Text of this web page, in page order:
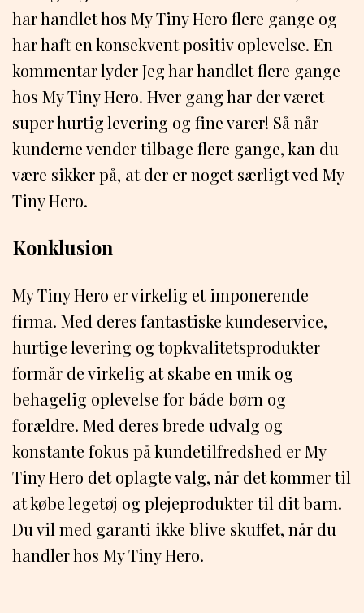
har handlet hos My Tiny Hero flere gange og
har haft en konsekvent positiv oplevelse. En
kommentar lyder Jeg har handlet flere gange
hos My Tiny Hero. Hver gang har der været
super hurtig levering og fine varer! Så når
kunderne vender tilbage flere gange, kan du
være sikker på, at der er noget særligt ved My
Tiny Hero.
Konklusion
My Tiny Hero er virkelig et imponerende
firma. Med deres fantastiske kundeservice,
hurtige levering og topkvalitetsprodukter
formår de virkelig at skabe en unik og
behagelig oplevelse for både børn og
forældre. Med deres brede udvalg og
konstante fokus på kundetilfredshed er My
Tiny Hero det oplagte valg, når det kommer til
at købe legetøj og plejeprodukter til dit barn.
Du vil med garanti ikke blive skuffet, når du
handler hos My Tiny Hero.